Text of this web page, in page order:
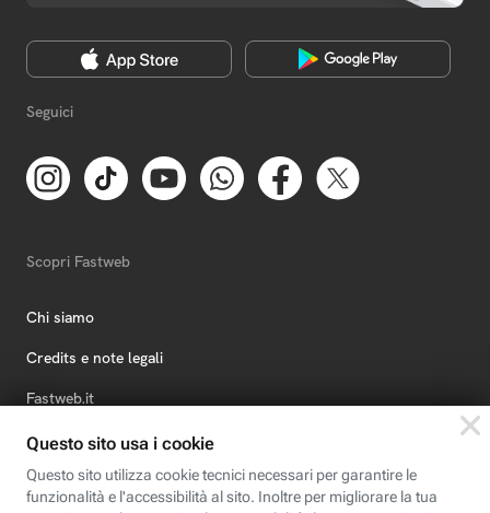
Seguici
Scopri Fastweb
Chi siamo
Credits e note legali
Fastweb.it
Formazione
Fastweb Digital Academy